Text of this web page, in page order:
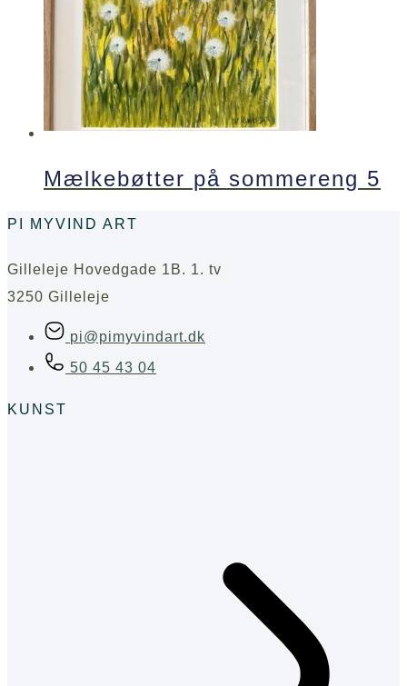
Mælkebøtter på sommereng 5
PI MYVIND ART
Gilleleje Hovedgade 1B. 1. tv
3250 Gilleleje
pi@pimyvindart.dk
50 45 43 04
KUNST